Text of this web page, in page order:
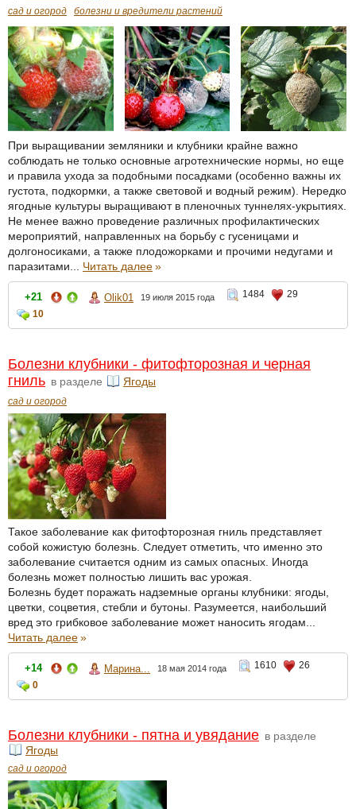
сад и огород болезни и вредители растений
При выращивании земляники и клубники крайне важно
соблюдать не только основные агротехнические нормы, но еще
и правила ухода за подобными посадками (особенно важны их
густота, подкормки, а также световой и водный режим). Нередко
ягодные культуры выращивают в пленочных туннелях-укрытиях.
Не менее важно проведение различных профилактических
мероприятий, направленных на борьбу с гусеницами и
долгоносиками, а также плодожорками и прочими недугами и
паразитами... Читать далее»
+21 Olik01 19 июля 2015 года 1484
29
10
Болезни клубники - фитофторозная и черная
гниль в разделе Ягоды
сад и огород
Такое заболевание как фитофторозная гниль представляет
собой кожистую болезнь. Следует отметить, что именно это
заболевание считается одним из самых опасных. Иногда
болезнь может полностью лишить вас урожая.
Болезнь будет поражать надземные органы клубники: ягоды,
цветки, соцветия, стебли и бутоны. Разумеется, наибольший
вред это грибковое заболевание может наносить ягодам...
Читать далее»
+14 Марина... 18 мая 2014 года 1610
26
0
Болезни клубники - пятна и увядание в разделе
Ягоды
сад и огород